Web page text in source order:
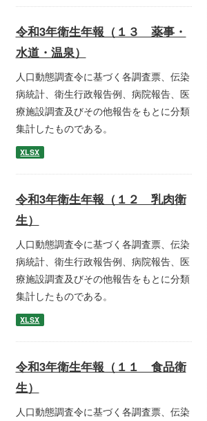
令和3年衛生年報（１３ 薬事・
水道・温泉）
人口動態調査令に基づく各調査票、伝染
病統計、衛生行政報告例、病院報告、医
療施設調査及びその他報告をもとに分類
集計したものである。
XLSX
令和3年衛生年報（１２ 乳肉衛
生）
人口動態調査令に基づく各調査票、伝染
病統計、衛生行政報告例、病院報告、医
療施設調査及びその他報告をもとに分類
集計したものである。
XLSX
令和3年衛生年報（１１ 食品衛
生）
人口動態調査令に基づく各調査票、伝染